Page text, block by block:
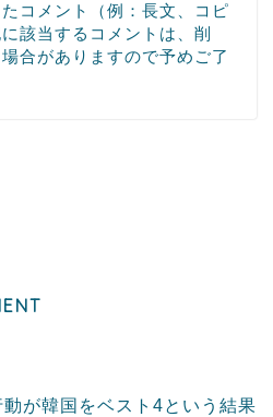
コメント（例：長文、コピ
該当するコメントは、削
合がありますので予めご了
が韓国をベスト4という結果